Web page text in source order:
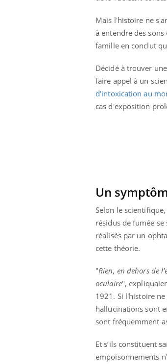
Mais l'histoire ne
à entendre des
famille en conclut
Décidé à trouver
faire appel à un
d'intoxication au
cas d'exposition
Un
Selon le
résidus de fumée
réalisés par un
cette théorie.
"Rien, en dehors de
oculaire",
1921. Si l'histoire
hallucinations sont
sont fréquemment
Et s’ils constituent
empoisonnements
osait en parler?? Youtube
reste entourée d'idées reçues
patients comme parfois chez